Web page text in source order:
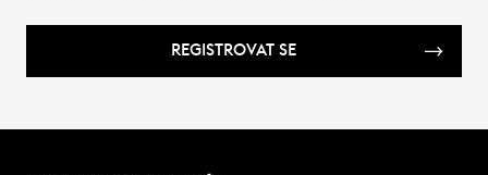
REGISTROVAT SE